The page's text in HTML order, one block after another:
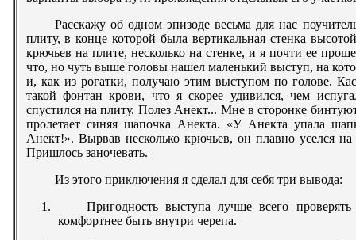
Расскажу об одном эпизоде весьма для нас
плиту, в конце которой была вертикальная стенка
крючьев на плите, несколько на стенке, и я почти ее
что, но чуть выше головы нашел маленький выступ, на
и, как из рогатки, получаю этим выступом по голове.
такой фонтан крови, что я скорее удивился, чем
спустился на плиту. Полез Анект... Мне в сторонке
пролетает синяя шапочка Анекта. «У Анекта упала
Анект!». Вырвав несколько крючьев, он плавно уселся
Пришлось заночевать.
Из этого приключения я сделал для себя три вывода:
Пригодность выступа лучше всего
комфортнее быть внутри черепа.